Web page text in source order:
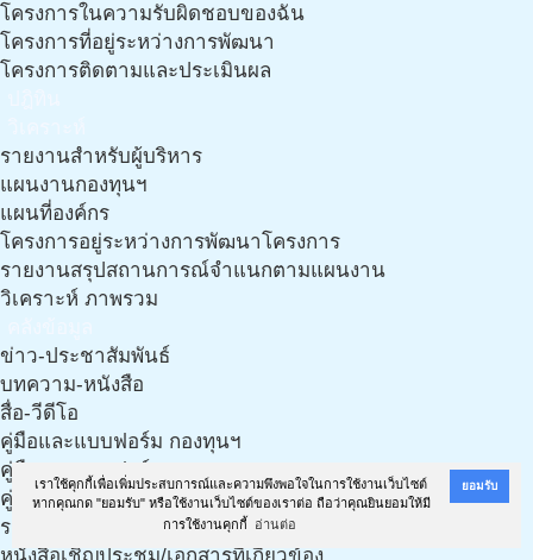
เราใช้คุกกี้เพื่อเพิ่มประสบการณ์และความพึงพอใจในการใช้งานเว็บไซต์
หากคุณกด "ยอมรับ" หรือใช้งานเว็บไซต์ของเราต่อ ถือว่าคุณยินยอมให้มี
การใช้งานคุกกี้
อ่านต่อ
ยอมรับ
โครงการในความรับผิดชอบของฉัน
โครงการที่อยู่ระหว่างการพัฒนา
โครงการติดตามและประเมินผล
รายงานสำหรับผู้บริหาร
แผนงานกองทุนฯ
แผนที่องค์กร
โครงการอยู่ระหว่างการพัฒนาโครงการ
รายงานสรุปสถานการณ์จำแนกตามแผนงาน
วิเคราะห์ ภาพรวม
ข่าว-ประชาสัมพันธ์
บทความ-หนังสือ
สื่อ-วีดีโอ
คู่มือและแบบฟอร์ม กองทุนฯ
คู่มือและแบบฟอร์ม กองทุนฯ (งาน LTC)
คู่มือ เอกสารฯ และแนวทางการทำแผนฯ จากทีมวิชาการ
รวมเอกสารเกี่ยวกับประกาศ ฉบับใหม่ ปี 61
หนังสือเชิญประชุม/เอกสารที่เกี่ยวข้อง